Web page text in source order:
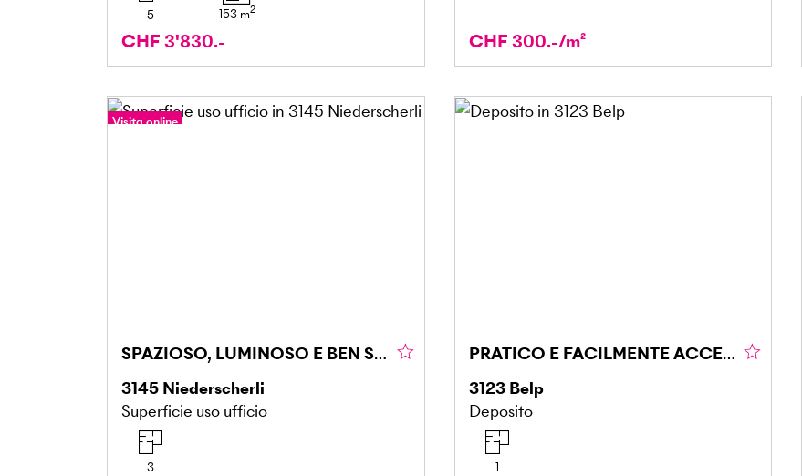
5 153 m2
CHF 3'830.- CHF 300.-/m²
Visita online
SPAZIOSO, LUMINOSO E BEN SVILUPPATO
3145 Niederscherli
Superficie uso ufficio
3
PRATICO E FACILMENTE ACCESSIBILE
3123 Belp
Deposito
1